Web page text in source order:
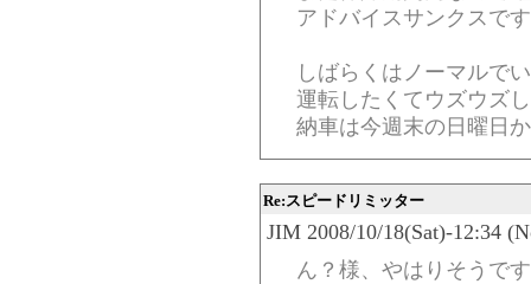
アドバイスサンクスで
しばらくはノーマルで
運転したくてウズウズ
納車は今週末の日曜日
Re:スピードリミッター
JIM 2008/10/18(Sat)-12:34
ん？様、やはりそうで